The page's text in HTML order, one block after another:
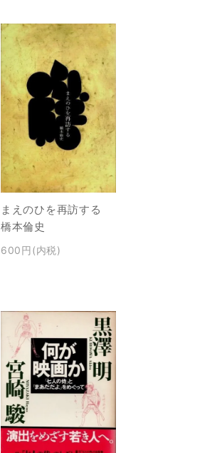
まえのひを再訪する
橋本倫史
600円(内税)